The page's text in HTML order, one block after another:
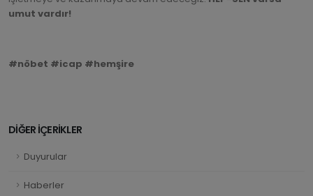
DİĞER İÇERİKLER
Duyurular
Haberler
umut vardır!
#nöbet #icap #hemşire